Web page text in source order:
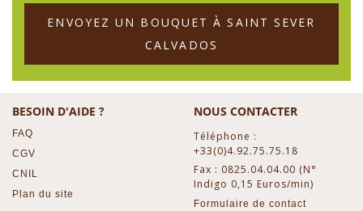
ENVOYEZ UN BOUQUET À SAINT SEVER
CALVADOS
BESOIN D'AIDE ?
FAQ
CGV
CNIL
Plan du site
NOUS CONTACTER
Téléphone :
+33(0)4.92.75.75.18
Fax : 0825.04.04.00 (N°
Indigo 0,15 Euros/min)
Formulaire de contact